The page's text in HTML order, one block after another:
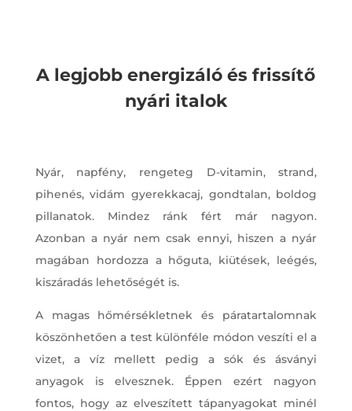
A legjobb energizáló és frissítő
nyári italok
Nyár, napfény, rengeteg D-vitamin, strand,
pihenés, vidám gyerekkacaj, gondtalan, boldog
pillanatok. Mindez ránk fért már nagyon.
Azonban a nyár nem csak ennyi, hiszen a nyár
magában hordozza a hőguta, kiütések, leégés,
kiszáradás lehetőségét is.
A magas hőmérsékletnek és páratartalomnak
köszönhetően a test különféle módon veszíti el a
vizet, a víz mellett pedig a sók és ásványi
anyagok is elvesznek. Éppen ezért nagyon
fontos, hogy az elveszített tápanyagokat minél